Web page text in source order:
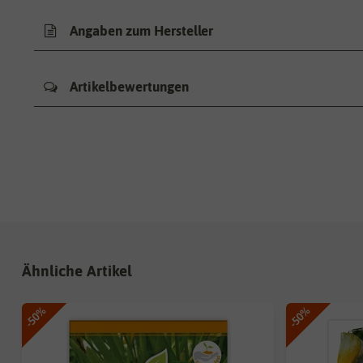
Angaben zum Hersteller
Artikelbewertungen
Ähnliche Artikel
-50% -50%